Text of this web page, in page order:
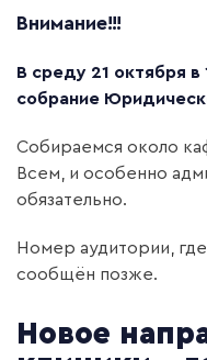
Внимание!!!
В среду 21 октября в
собрание
Собираемся около
Всем, и особенно
обязательно.
Номер аудитории,
сообщён позже.
Новое